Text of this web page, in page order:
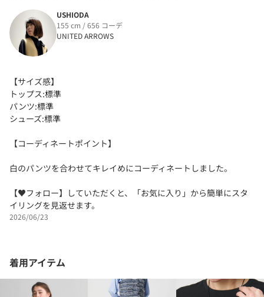
USHIODA
155 cm / 656 コーデ
UNITED ARROWS
【サイズ感】
トップス:標準
パンツ:標準
シューズ:標準
【コーディネートポイント】
白のパンツを合わせてキレイめにコーディネートしました。
【♥フォロー】していただくと、「お気に入り」から簡単にスタ
イリングを見返せます。
2026/06/23
着用アイテム